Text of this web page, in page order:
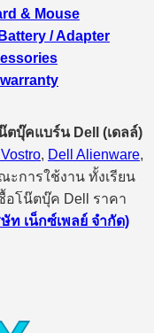
& Mouse
/ Adapter
บุ๊คแบร์น Dell (เดลล์)
, Dell Alienware,
การใช้งาน ทั้งเรียน
อโน๊ตบุ๊ค Dell ราคา
ท เน็กซ์เพลย์ จำกัด)